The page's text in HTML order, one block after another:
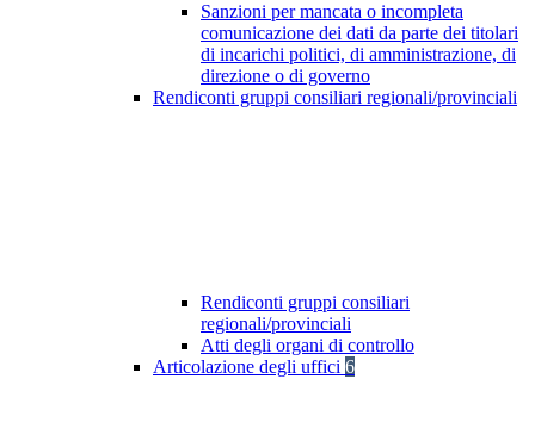
Sanzioni per mancata o incompleta
comunicazione dei dati da parte dei titolari
di incarichi politici, di amministrazione, di
direzione o di governo
Rendiconti gruppi consiliari regionali/provinciali
Rendiconti gruppi consiliari
regionali/provinciali
Atti degli organi di controllo
Articolazione degli uffici 6